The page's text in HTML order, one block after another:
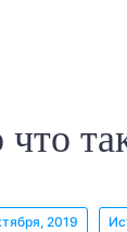
2019